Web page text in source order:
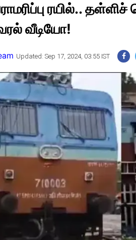
ரயில்..
வீடியோ!
Updated: Sep 17, 2024, 03:55 IST